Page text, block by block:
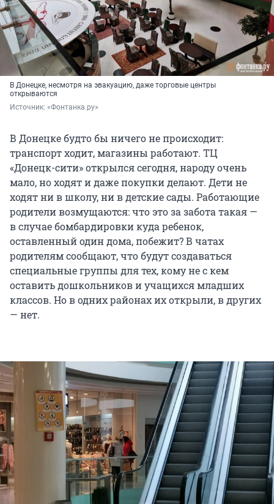
В Донецке, несмотря на эвакуацию, даже торговые центры
открываются
Источник: «Фонтанка.ру»
В Донецке будто бы ничего не происходит:
транспорт ходит, магазины работают. ТЦ
«Донецк-сити» открылся сегодня, народу очень
мало, но ходят и даже покупки делают. Дети не
ходят ни в школу, ни в детские сады. Работающие
родители возмущаются: что это за забота такая —
в случае бомбардировки куда ребенок,
оставленный один дома, побежит? В чатах
родителям сообщают, что будут создаваться
специальные группы для тех, кому не с кем
оставить дошкольников и учащихся младших
классов. Но в одних районах их открыли, в других
— нет.